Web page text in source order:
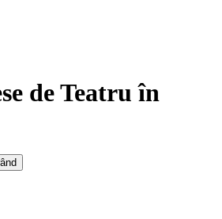
de Teatru în